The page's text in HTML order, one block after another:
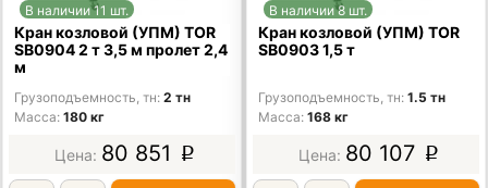
В наличии 11 шт.
Кран козловой (УПМ) TOR
SB0904 2 т 3,5 м пролет 2,4
м
Грузоподъемность, тн 2 тн
Масса 180 кг
80 851 p
В наличии 8 шт.
Кран козловой (УПМ) TOR
SB0903 1,5 т
Грузоподъемность, тн 1.5 тн
Масса 168 кг
80 107 p